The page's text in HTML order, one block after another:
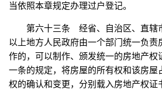
当依照本章规定办理过户登记。
第六十三条 经省、自治区、直辖
以上地方人民政府由一个部门统一负责
作的，可以制作、颁发统一的房地产权
一条的规定，将房屋的所有权和该房屋
权的确认和变更，分别载入房地产权证